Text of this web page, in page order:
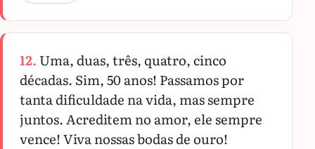
12. Uma, duas, três, quatro, cinco
décadas. Sim, 50 anos! Passamos por
tanta dificuldade na vida, mas sempre
juntos. Acreditem no amor, ele sempre
vence! Viva nossas bodas de ouro!